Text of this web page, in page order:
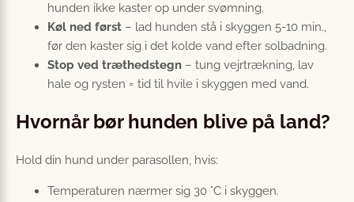
hunden ikke kaster op under svømning.
Køl ned først – lad hunden stå i skyggen 5-10 min.,
før den kaster sig i det kolde vand efter solbadning.
Stop ved træthedstegn – tung vejrtrækning, lav
hale og rysten = tid til hvile i skyggen med vand.
Hvornår bør hunden blive på land?
Hold din hund under parasollen, hvis:
Temperaturen nærmer sig 30 °C i skyggen.